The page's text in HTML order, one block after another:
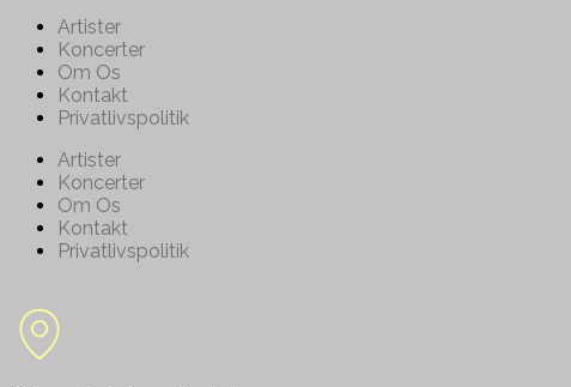
Artister
Koncerter
Om Os
Kontakt
Privatlivspolitik
Artister
Koncerter
Om Os
Kontakt
Privatlivspolitik